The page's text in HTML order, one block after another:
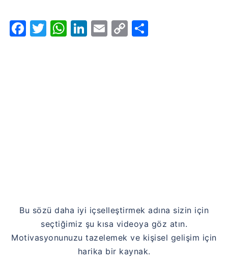
Facebook
Twitter
WhatsApp
LinkedIn
Email
Copy
Bu sözü daha iyi içselleştirmek adına sizin için
seçtiğimiz şu kısa videoya göz atın.
Motivasyonunuzu tazelemek ve kişisel gelişim için
harika bir kaynak.